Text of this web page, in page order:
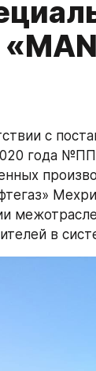
с
года
в